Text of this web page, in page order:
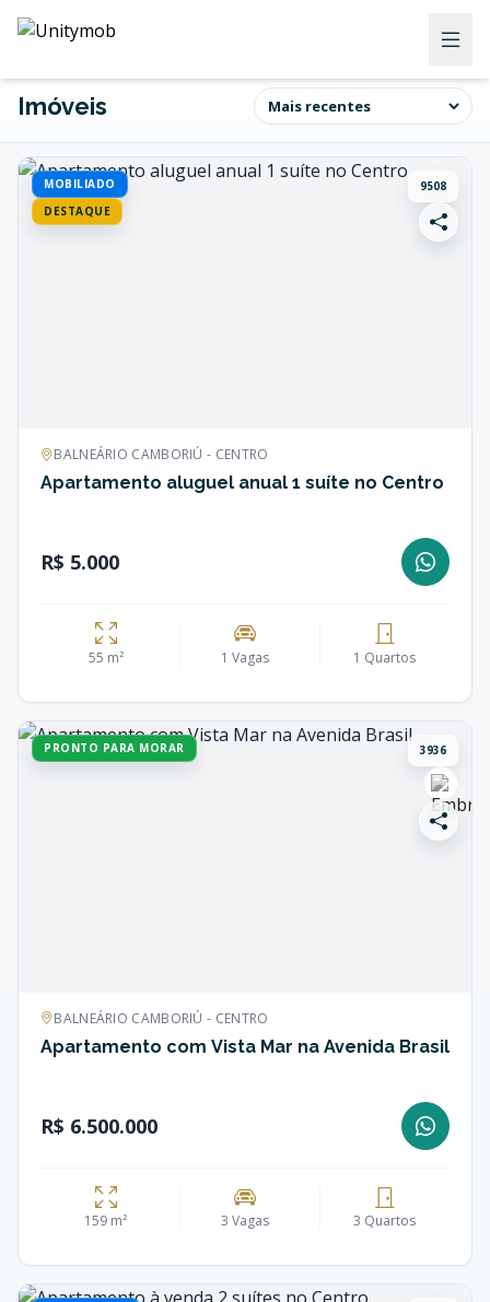
Imóveis
MOBILIADO
DESTAQUE
9508
BALNEÁRIO CAMBORIÚ - CENTRO
Apartamento aluguel anual 1 suíte no Centro
R$ 5.000
55 m² 1 Vagas 1 Quartos
PRONTO PARA MORAR 3936
BALNEÁRIO CAMBORIÚ - CENTRO
Apartamento com Vista Mar na Avenida Brasil
R$ 6.500.000
159 m² 3 Vagas 3 Quartos